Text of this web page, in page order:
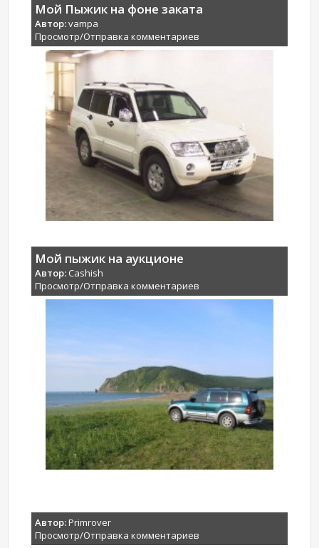
Мой Пыжик на фоне заката
Автор:vampa
Просмотр/Отправка комментариев
Мой пыжик на аукционе
Автор: Cashish
Просмотр/Отправка комментариев
Автор:Primrover
Просмотр/Отправка комментариев